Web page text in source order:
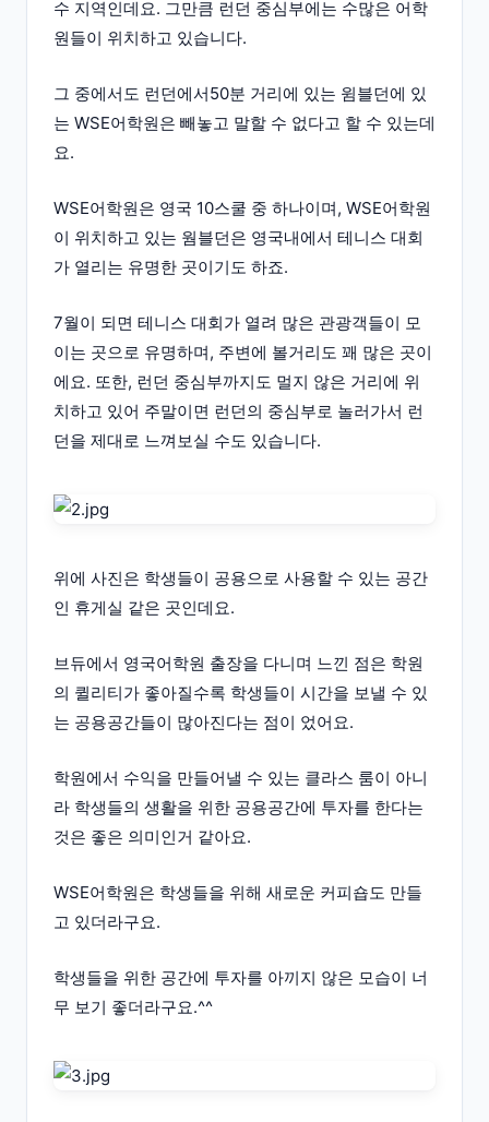
수 지역인데요. 그만큼 런던 중심부에는 수많은 어학
원들이 위치하고 있습니다.
그 중에서도 런던에서50분 거리에 있는 윔블던에 있
는 WSE어학원은 빼놓고 말할 수 없다고 할 수 있는데
요.
WSE어학원은 영국 10스쿨 중 하나이며, WSE어학원
이 위치하고 있는 웜블던은 영국내에서 테니스 대회
가 열리는 유명한 곳이기도 하죠.
7월이 되면 테니스 대회가 열려 많은 관광객들이 모
이는 곳으로 유명하며, 주변에 볼거리도 꽤 많은 곳이
에요. 또한, 런던 중심부까지도 멀지 않은 거리에 위
치하고 있어 주말이면 런던의 중심부로 놀러가서 런
던을 제대로 느껴보실 수도 있습니다.
위에 사진은 학생들이 공용으로 사용할 수 있는 공간
인 휴게실 같은 곳인데요.
브듀에서 영국어학원 출장을 다니며 느낀 점은 학원
의 퀼리티가 좋아질수록 학생들이 시간을 보낼 수 있
는 공용공간들이 많아진다는 점이 었어요.
학원에서 수익을 만들어낼 수 있는 클라스 룸이 아니
라 학생들의 생활을 위한 공용공간에 투자를 한다는
것은 좋은 의미인거 같아요.
WSE어학원은 학생들을 위해 새로운 커피숍도 만들
고 있더라구요.
학생들을 위한 공간에 투자를 아끼지 않은 모습이 너
무 보기 좋더라구요.^^